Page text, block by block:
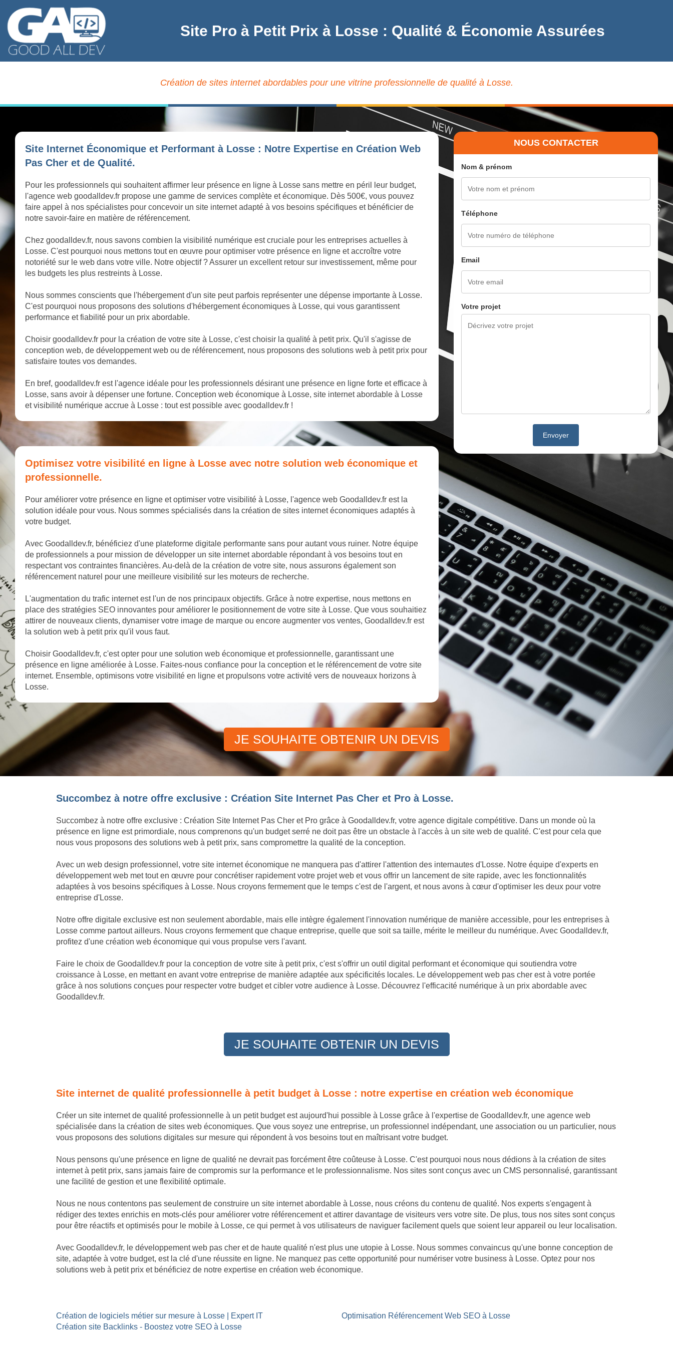
Site Pro à Petit Prix à Losse : Qualité & Économie Assurées
Création de sites internet abordables pour une vitrine professionnelle de qualité à Losse.
Site Internet Économique et Performant à Losse : Notre Expertise en Création Web
Pas Cher et de Qualité.
Pour les professionnels qui souhaitent affirmer leur présence en ligne à Losse sans mettre en péril leur budget,
l'agence web goodalldev.fr propose une gamme de services complète et économique. Dès 500€, vous pouvez
faire appel à nos spécialistes pour concevoir un site internet adapté à vos besoins spécifiques et bénéficier de
notre savoir-faire en matière de référencement.
Chez goodalldev.fr, nous savons combien la visibilité numérique est cruciale pour les entreprises actuelles à
Losse. C'est pourquoi nous mettons tout en œuvre pour optimiser votre présence en ligne et accroître votre
notoriété sur le web dans votre ville. Notre objectif ? Assurer un excellent retour sur investissement, même pour
les budgets les plus restreints à Losse.
Nous sommes conscients que l'hébergement d'un site peut parfois représenter une dépense importante à Losse.
C'est pourquoi nous proposons des solutions d'hébergement économiques à Losse, qui vous garantissent
performance et fiabilité pour un prix abordable.
Choisir goodalldev.fr pour la création de votre site à Losse, c'est choisir la qualité à petit prix. Qu'il s'agisse de
conception web, de développement web ou de référencement, nous proposons des solutions web à petit prix pour
satisfaire toutes vos demandes.
En bref, goodalldev.fr est l'agence idéale pour les professionnels désirant une présence en ligne forte et efficace à
Losse, sans avoir à dépenser une fortune. Conception web économique à Losse, site internet abordable à Losse
et visibilité numérique accrue à Losse : tout est possible avec goodalldev.fr !
Optimisez votre visibilité en ligne à Losse avec notre solution web économique et
professionnelle.
Pour améliorer votre présence en ligne et optimiser votre visibilité à Losse, l'agence web Goodalldev.fr est la
solution idéale pour vous. Nous sommes spécialisés dans la création de sites internet économiques adaptés à
votre budget.
Avec Goodalldev.fr, bénéficiez d'une plateforme digitale performante sans pour autant vous ruiner. Notre équipe
de professionnels a pour mission de développer un site internet abordable répondant à vos besoins tout en
respectant vos contraintes financières. Au-delà de la création de votre site, nous assurons également son
référencement naturel pour une meilleure visibilité sur les moteurs de recherche.
L'augmentation du trafic internet est l'un de nos principaux objectifs. Grâce à notre expertise, nous mettons en
place des stratégies SEO innovantes pour améliorer le positionnement de votre site à Losse. Que vous souhaitiez
attirer de nouveaux clients, dynamiser votre image de marque ou encore augmenter vos ventes, Goodalldev.fr est
la solution web à petit prix qu'il vous faut.
Choisir Goodalldev.fr, c'est opter pour une solution web économique et professionnelle, garantissant une
présence en ligne améliorée à Losse. Faites-nous confiance pour la conception et le référencement de votre site
internet. Ensemble, optimisons votre visibilité en ligne et propulsons votre activité vers de nouveaux horizons à
Losse.
NOUS CONTACTER
Nom & prénom
Téléphone
Email
Votre projet
JE SOUHAITE OBTENIR UN DEVIS
Succombez à notre offre exclusive : Création Site Internet Pas Cher et Pro à Losse.
Succombez à notre offre exclusive : Création Site Internet Pas Cher et Pro grâce à Goodalldev.fr, votre agence digitale compétitive. Dans un monde où la
présence en ligne est primordiale, nous comprenons qu'un budget serré ne doit pas être un obstacle à l'accès à un site web de qualité. C'est pour cela que
nous vous proposons des solutions web à petit prix, sans compromettre la qualité de la conception.
Avec un web design professionnel, votre site internet économique ne manquera pas d'attirer l'attention des internautes d'Losse. Notre équipe d'experts en
développement web met tout en œuvre pour concrétiser rapidement votre projet web et vous offrir un lancement de site rapide, avec les fonctionnalités
adaptées à vos besoins spécifiques à Losse. Nous croyons fermement que le temps c'est de l'argent, et nous avons à cœur d'optimiser les deux pour votre
entreprise d'Losse.
Notre offre digitale exclusive est non seulement abordable, mais elle intègre également l'innovation numérique de manière accessible, pour les entreprises à
Losse comme partout ailleurs. Nous croyons fermement que chaque entreprise, quelle que soit sa taille, mérite le meilleur du numérique. Avec Goodalldev.fr,
profitez d'une création web économique qui vous propulse vers l'avant.
Faire le choix de Goodalldev.fr pour la conception de votre site à petit prix, c'est s'offrir un outil digital performant et économique qui soutiendra votre
croissance à Losse, en mettant en avant votre entreprise de manière adaptée aux spécificités locales. Le développement web pas cher est à votre portée
grâce à nos solutions conçues pour respecter votre budget et cibler votre audience à Losse. Découvrez l'efficacité numérique à un prix abordable avec
Goodalldev.fr.
JE SOUHAITE OBTENIR UN DEVIS
Site internet de qualité professionnelle à petit budget à Losse : notre expertise en création web économique
Créer un site internet de qualité professionnelle à un petit budget est aujourd'hui possible à Losse grâce à l'expertise de Goodalldev.fr, une agence web
spécialisée dans la création de sites web économiques. Que vous soyez une entreprise, un professionnel indépendant, une association ou un particulier, nous
vous proposons des solutions digitales sur mesure qui répondent à vos besoins tout en maîtrisant votre budget.
Nous pensons qu'une présence en ligne de qualité ne devrait pas forcément être coûteuse à Losse. C'est pourquoi nous nous dédions à la création de sites
internet à petit prix, sans jamais faire de compromis sur la performance et le professionnalisme. Nos sites sont conçus avec un CMS personnalisé, garantissant
une facilité de gestion et une flexibilité optimale.
Nous ne nous contentons pas seulement de construire un site internet abordable à Losse, nous créons du contenu de qualité. Nos experts s'engagent à
rédiger des textes enrichis en mots-clés pour améliorer votre référencement et attirer davantage de visiteurs vers votre site. De plus, tous nos sites sont conçus
pour être réactifs et optimisés pour le mobile à Losse, ce qui permet à vos utilisateurs de naviguer facilement quels que soient leur appareil ou leur localisation.
Avec Goodalldev.fr, le développement web pas cher et de haute qualité n'est plus une utopie à Losse. Nous sommes convaincus qu'une bonne conception de
site, adaptée à votre budget, est la clé d'une réussite en ligne. Ne manquez pas cette opportunité pour numériser votre business à Losse. Optez pour nos
solutions web à petit prix et bénéficiez de notre expertise en création web économique.
Création de logiciels métier sur mesure à Losse | Expert IT
Création site Backlinks - Boostez votre SEO à Losse
Optimisation Référencement Web SEO à Losse